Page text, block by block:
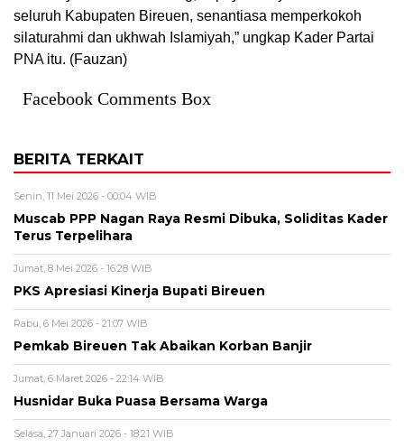
seluruh Kabupaten Bireuen, senantiasa memperkokoh
silaturahmi dan ukhwah Islamiyah,” ungkap Kader Partai
PNA itu. (Fauzan)
Facebook Comments Box
BERITA TERKAIT
Senin, 11 Mei 2026 - 00:04 WIB
Muscab PPP Nagan Raya Resmi Dibuka, Soliditas Kader
Terus Terpelihara
Jumat, 8 Mei 2026 - 16:28 WIB
PKS Apresiasi Kinerja Bupati Bireuen
Rabu, 6 Mei 2026 - 21:07 WIB
Pemkab Bireuen Tak Abaikan Korban Banjir
Jumat, 6 Maret 2026 - 22:14 WIB
Husnidar Buka Puasa Bersama Warga
Selasa, 27 Januari 2026 - 18:21 WIB